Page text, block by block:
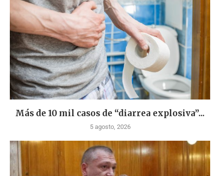
Más de 10 mil casos de “diarrea explosiva”...
5 agosto, 2026